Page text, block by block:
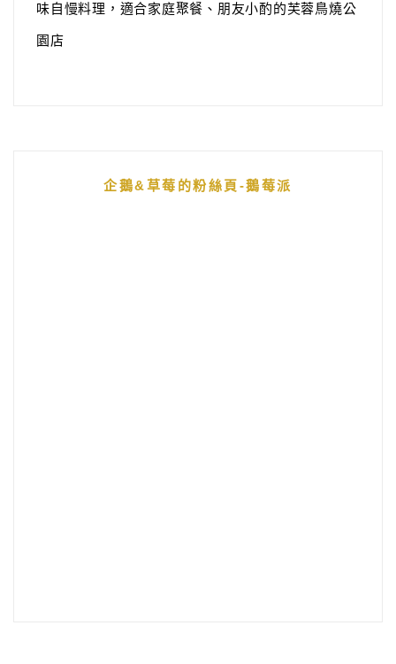
味自慢料理，適合家庭聚餐、朋友小酌的芙蓉鳥燒公
園店
企鵝&草莓的粉絲頁-鵝莓派